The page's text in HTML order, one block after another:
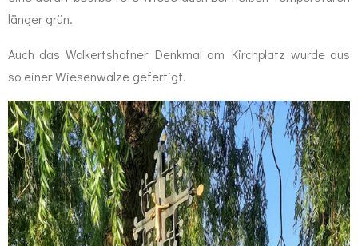
länger grün.
Auch das Wolkertshofner Denkmal am Kirchplatz wurde aus
so einer Wiesenwalze gefertigt.